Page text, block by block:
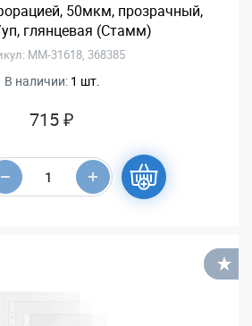
50мкм, прозрачный,
глянцевая (Стамм)
ММ-31618, 368385
В наличии: 1 шт.
715 ₽